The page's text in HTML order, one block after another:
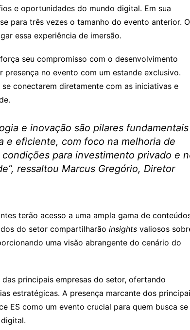
e oportunidades do mundo digital. Em sua
para três vezes o tamanho do evento anterior. O
essa experiência de imersão.
seu compromisso com o desenvolvimento
no evento com um estande exclusivo.
conectarem diretamente com as iniciativas e
e inovação são pilares fundamentais
e eficiente, com foco na melhoria de
para investimento privado e
ressaltou Marcus Gregório, Diretor
terão acesso a uma ampla gama de
do setor compartilharão insights valiosos
uma visão abrangente do cenário do
principais empresas do setor, ofertando
estratégicas. A presença marcante dos
ES como um evento crucial para quem busca se